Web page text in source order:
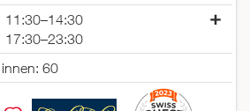
11:30–14:30
17:30–23:30
geschlossen
11:30–14:30
17:30–23:30
innen: 60